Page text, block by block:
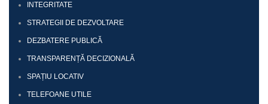
INTEGRITATE
STRATEGII DE DEZVOLTARE
DEZBATERE PUBLICĂ
TRANSPARENȚĂ DECIZIONALĂ
SPAȚIU LOCATIV
TELEFOANE UTILE